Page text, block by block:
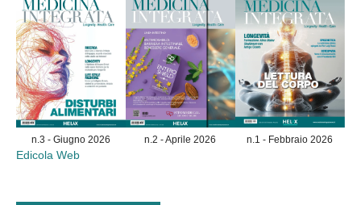
n.3 - Giugno 2026 n.2 - Aprile 2026 n.1 - Febbraio 2026
Edicola Web